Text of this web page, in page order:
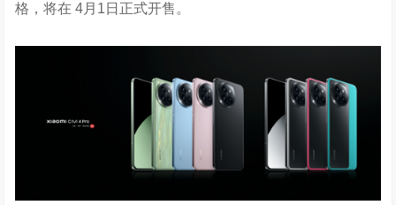
格，将在 4月1日正式开售。